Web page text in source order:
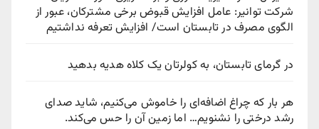
شرکت توانیر: عامل افزایش قبوض برخی مشترکان، عبور از
الگوی مصرف در تابستان است/ افزایش تعرفه نداشتیم
در گرمای تابستان، به کولرتان یک کلاه هدیه بدهید
هر بار که چراغ اضافه‌ای را خاموش می‌کنیم، شاید صدای
رشد درختی را نشنویم… اما زمین آن را حس می‌کند.